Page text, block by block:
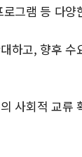
그램 등 다
하고, 향후
사회적 교